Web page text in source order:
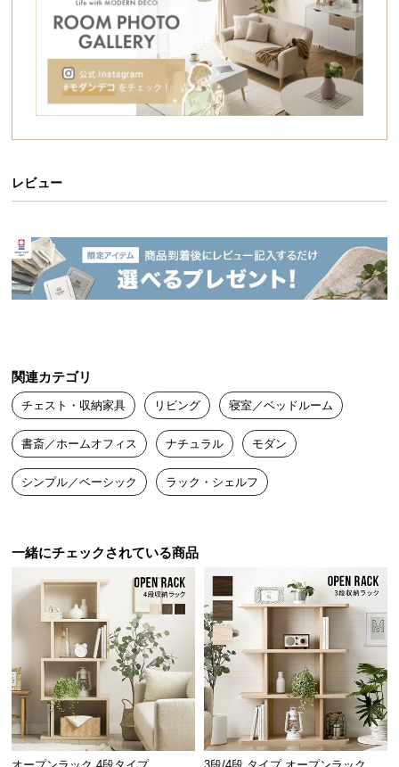
イ
払
い
に
配
送
料
に
つ
い
大
型
品
配
に
い
て
自由にアレンジできるワイドオープンラック
ジグザグに組合わさった棚板により、置くだけで存
シリーズで組み合わせてオリジナルの収納に
スリムサイズで空間にフィット
スリムな奥行きでちょっとしたスペースにもすっき
り置けるサイズ感。A4の書類も収納できる十分な高
さがあります。
レビュー
関連カテゴリ
チェスト・収納家具 リビング 寝室／ベッドルーム
書斎／ホームオフィス ナチュラル モダン
シンプル／ベーシック ラック・シェルフ
一緒にチェックされている商品